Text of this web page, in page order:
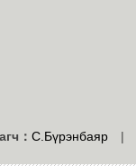
： С.Бүрэнбаяр |